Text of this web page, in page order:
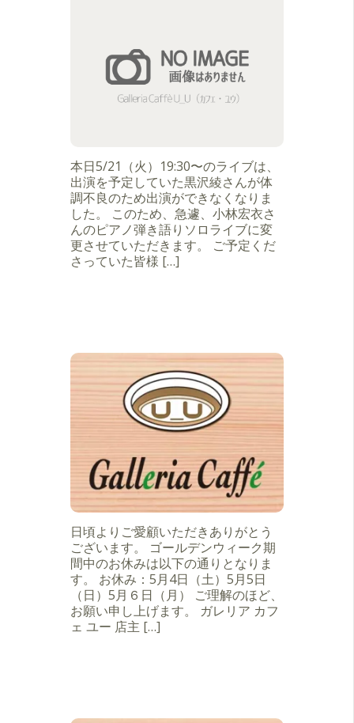
本日5/21（火）19:30〜のライブは、
出演を予定していた黒沢綾さんが体
調不良のため出演ができなくなりま
した。 このため、急遽、小林宏衣さ
んのピアノ弾き語りソロライブに変
更させていただきます。 ご予定くだ
さっていた皆様 […]
日頃よりご愛顧いただきありがとう
ございます。 ゴールデンウィーク期
間中のお休みは以下の通りとなりま
す。 お休み：5月4日（土）5月5日
（日）5月６日（月） ご理解のほど、
お願い申し上げます。 ガレリア カフ
ェ ユー 店主 […]